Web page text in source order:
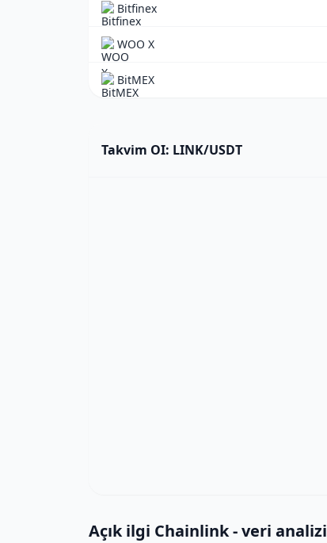
Bitfinex
WOO X
BitMEX
Takvim OI: LINK/USDT
Açık ilgi Chainlink - veri analizi